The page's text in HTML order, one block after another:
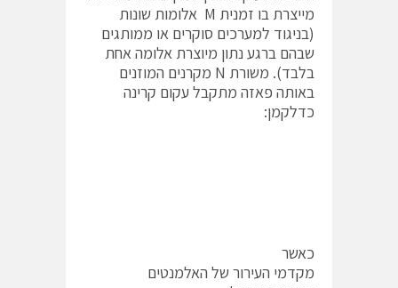
מייצרת בו זמנית M אלומות שונות
(בניגוד למערכים סוקרים או ממותגים
שבהם ברגע נתון מיוצרת אלומה אחת
בלבד). משורת N מקרנים המוזנים
באותה פאזה מתקבל עקום קרינה
כדלקמן:
כאשר
מקדמי העירור של האלמנטים